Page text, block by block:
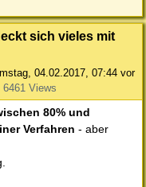
sich vieles mit
04.02.2017, 07:44 vor
6461 Views
80% und
Verfahren - aber